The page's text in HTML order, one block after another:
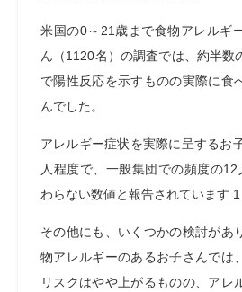
米国の0～21歳まで食物アレルギ
ん（1120名）の調査では、約半数
で陽性反応を示すものの実際に食
んでした。
アレルギー症状を実際に呈するお
人程度で、一般集団での頻度の
わらない数値と報告されています 1
その他にも、いくつかの検討があ
物アレルギーのあるお子さんでは
リスクはやや上がるものの、アレ